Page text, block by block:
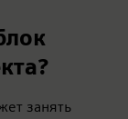
занять